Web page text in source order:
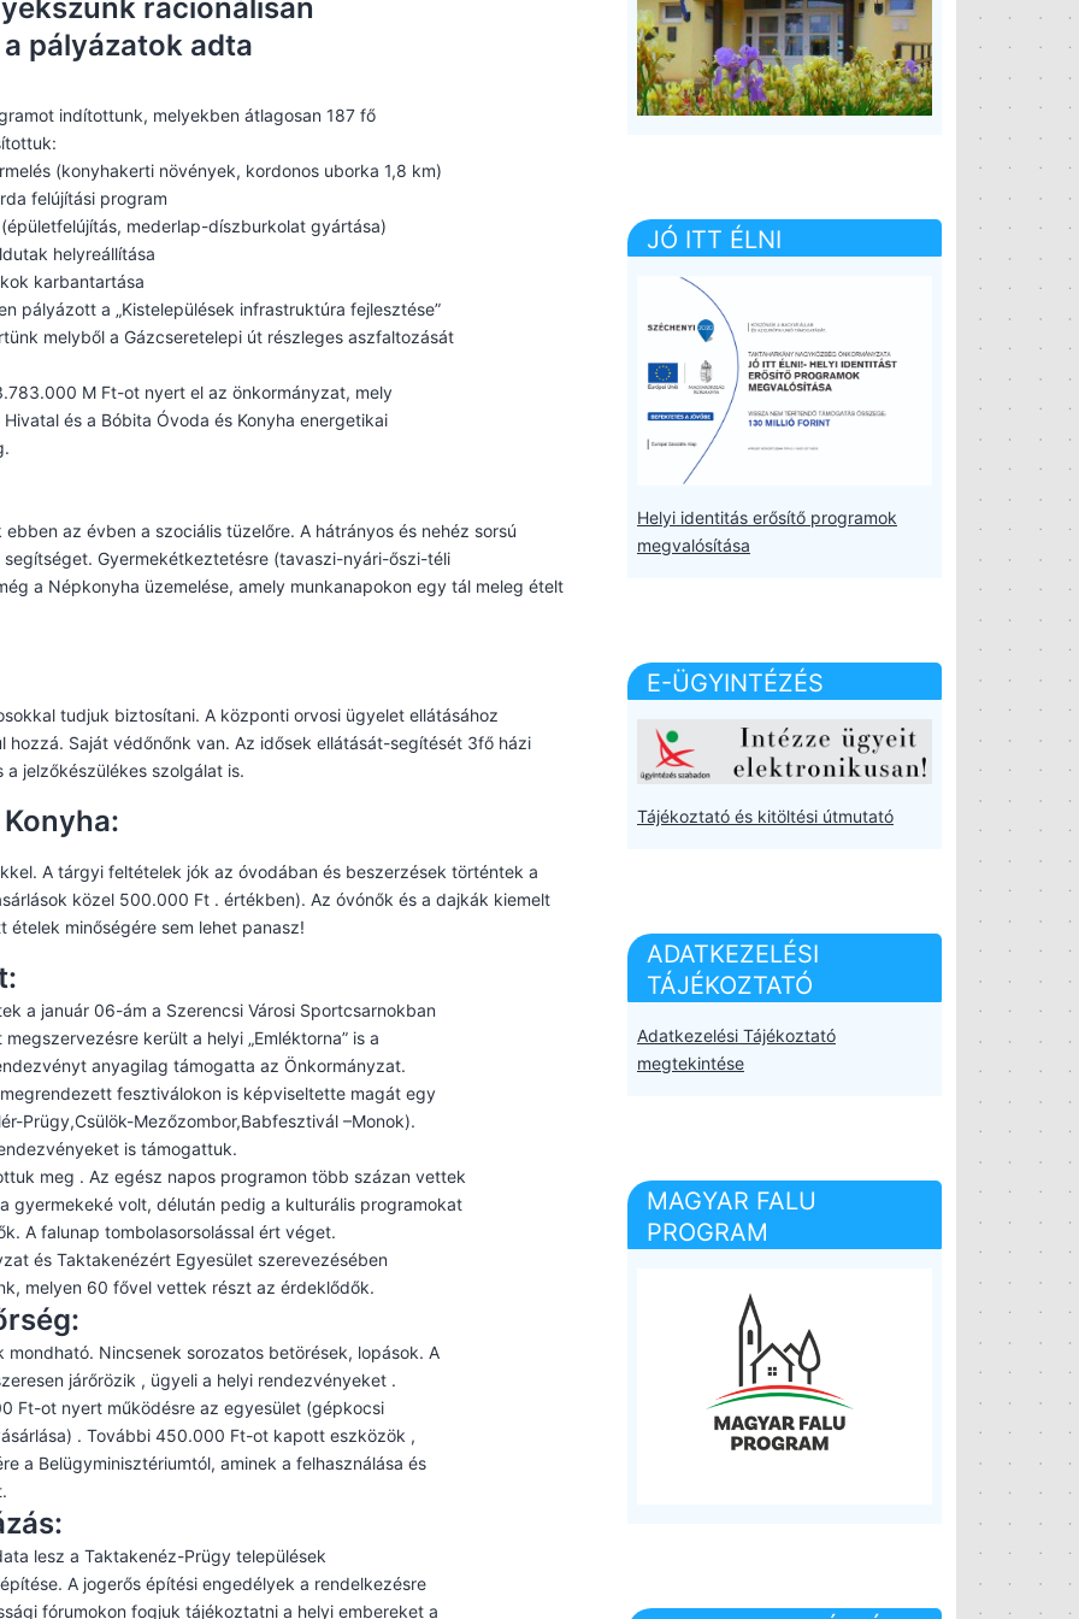
racionálisan
pályázatok adta
indítottunk, melyekben átlagosan 187 fő
(konyhakerti növények, kordonos uborka 1,8 km)
felújítási program
mederlap-díszburkolat gyártása)
helyreállítása
karbantartása
pályázott a „Kistelepülések infrastruktúra fejlesztése”
melyből a Gázcseretelepi út részleges aszfaltozását
M Ft-ot nyert el az önkormányzat, mely
és a Bóbita Óvoda és Konyha energetikai
az évben a szociális tüzelőre. A hátrányos és nehéz sorsú
Gyermekétkeztetésre (tavaszi-nyári-őszi-téli
a Népkonyha üzemelése, amely munkanapokon egy tál meleg ételt
tudjuk biztosítani. A központi orvosi ügyelet ellátásához
Saját védőnőnk van. Az idősek ellátását-segítését 3fő házi
jelzőkészülékes szolgálat is.
A tárgyi feltételek jók az óvodában és beszerzések történtek a
közel 500.000 Ft . értékben). Az óvónők és a dajkák kiemelt
minőségére sem lehet panasz!
a január 06-ám a Szerencsi Városi Sportcsarnokban
került a helyi „Emléktorna” is a
anyagilag támogatta az Önkormányzat.
fesztiválokon is képviseltette magát egy
Prügy,Csülök-Mezőzombor,Babfesztivál –Monok).
is támogattuk.
meg . Az egész napos programon több százan vettek
gyermekeké volt, délután pedig a kulturális programokat
A falunap tombolasorsolással ért véget.
és Taktakenézért Egyesület szerevezésében
melyen 60 fővel vettek részt az érdeklődők.
Nincsenek sorozatos betörések, lopások. A
járőrözik , ügyeli a helyi rendezvényeket .
Ft-ot nyert működésre az egyesület (gépkocsi
. További 450.000 Ft-ot kapott eszközök ,
a Belügyminisztériumtól, aminek a felhasználása és
lesz a Taktakenéz-Prügy települések
A jogerős építési engedélyek a rendelkezésre
fórumokon fogjuk tájékoztatni a helyi embereket a
JÓ ITT ÉLNI
Helyi identitás erősítő programok
megvalósítása
E-ÜGYINTÉZÉS
Tájékoztató és kitöltési útmutató
ADATKEZELÉSI
TÁJÉKOZTATÓ
Adatkezelési Tájékoztató
megtekintése
MAGYAR FALU
PROGRAM